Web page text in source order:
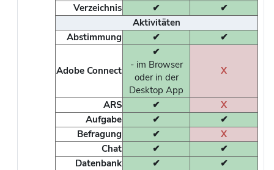
Verzeichnis
✔
✔
Aktivitäten
Abstimmung
✔ ✔
Adobe Connect
✔
- im Browser
oder in der
Desktop App
X
ARS ✔
X
Aufgabe
✔
✔
Befragung
✔
X
Chat
✔
✔
Datenbank
✔
✔